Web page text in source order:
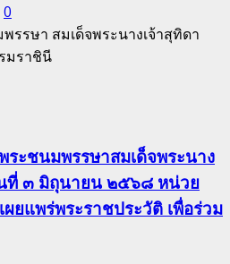
0
ระชนมพรรษาสมเด็จพระนาง
ที่ ๓ มิถุนายน ๒๕๖๘ หน่วย
ยแพร่พระราชประวัติ เพื่อร่วม